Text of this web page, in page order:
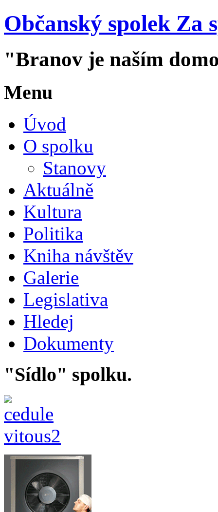
Občanský spolek Za
"Branov je naším
Menu
Úvod
O spolku
Stanovy
Aktuálně
Kultura
Politika
Kniha návštěv
Galerie
Legislativa
Hledej
Dokumenty
"Sídlo" spolku.